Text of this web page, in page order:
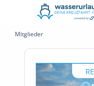
Mitglieder